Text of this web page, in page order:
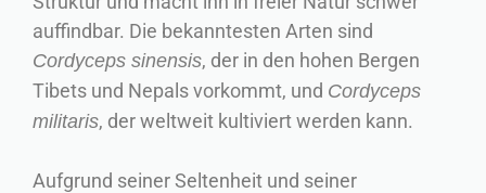
auffindbar. Die bekanntesten Arten sind
Cordyceps sinensis, der in den hohen Bergen
Tibets und Nepals vorkommt, und Cordyceps
militaris, der weltweit kultiviert werden kann.
Aufgrund seiner Seltenheit und seiner